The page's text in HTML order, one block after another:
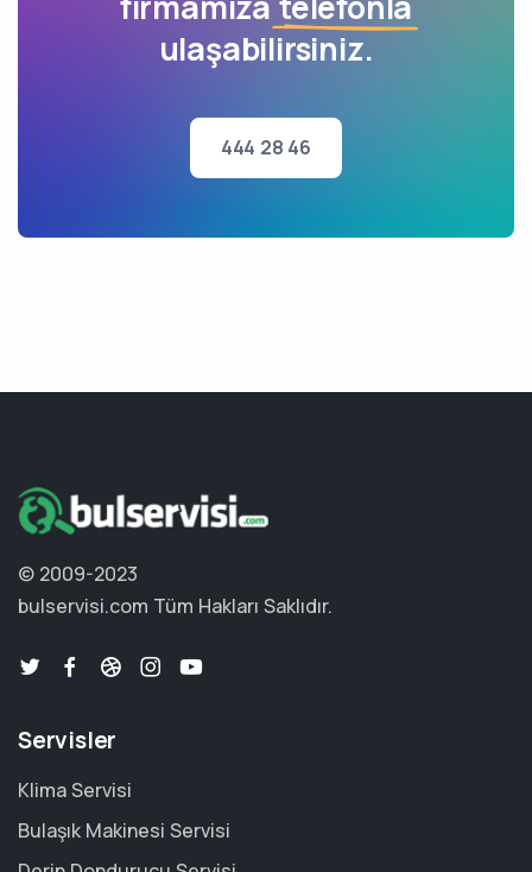
ulaşabilirsiniz.
444 28 46
© 2009-2023
bulservisi.com Tüm Hakları Saklıdır.
Servisler
Klima Servisi
Bulaşık Makinesi Servisi